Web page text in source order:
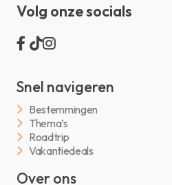
Volg onze socials
Snel navigeren
Bestemmingen
Thema’s
Roadtrip
Vakantiedeals
Over ons